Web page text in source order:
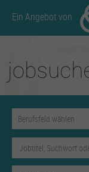
Ein Angebot von